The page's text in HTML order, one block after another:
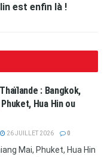
est enfin là !
: Bangkok,
Hua Hin ou
26 JUILLET 2026 0
Mai, Phuket, Hua Hin